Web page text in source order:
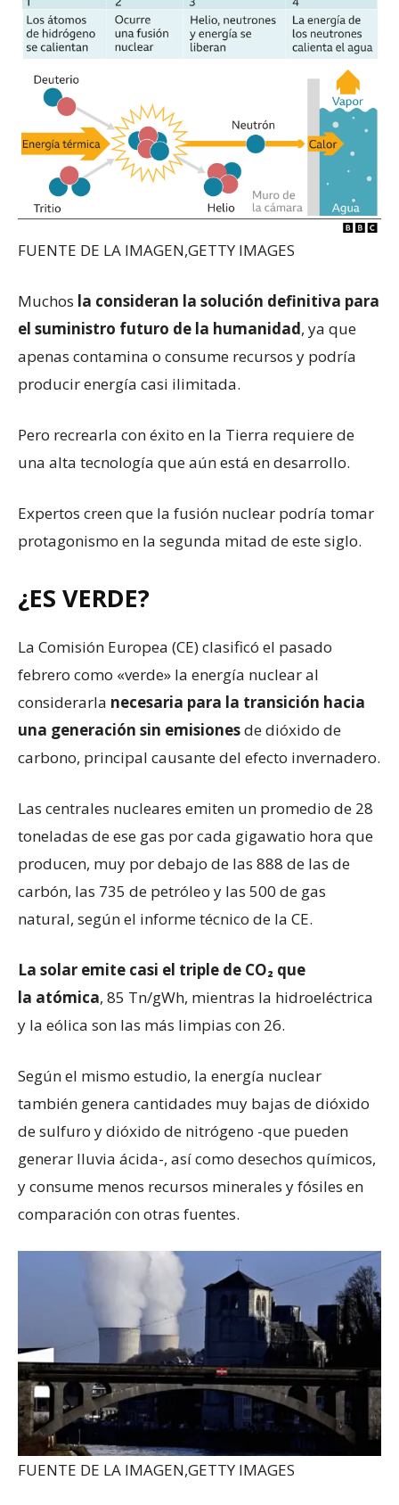
FUENTE DE LA IMAGEN,GETTY IMAGES
Muchos la consideran la solución definitiva para
el suministro futuro de la humanidad, ya que
apenas contamina o consume recursos y podría
producir energía casi ilimitada.
Pero recrearla con éxito en la Tierra requiere de
una alta tecnología que aún está en desarrollo.
Expertos creen que la fusión nuclear podría tomar
protagonismo en la segunda mitad de este siglo.
¿ES VERDE?
La Comisión Europea (CE) clasificó el pasado
febrero como «verde» la energía nuclear al
considerarla necesaria para la transición hacia
una generación sin emisionesde dióxido de
carbono, principal causante del efecto invernadero.
Las centrales nucleares emiten un promedio de 28
toneladas de ese gas por cada gigawatio hora que
producen, muy por debajo de las 888 de las de
carbón, las 735 de petróleo y las 500 de gas
natural, según el informe técnico de la CE.
La solar emite casi el triple de CO₂ que
la atómica, 85 Tn/gWh, mientras la hidroeléctrica
y la eólica son las más limpias con 26.
Según el mismo estudio, la energía nuclear
también genera cantidades muy bajas de dióxido
de sulfuro y dióxido de nitrógeno -que pueden
generar lluvia ácida-, así como desechos químicos,
y consume menos recursos minerales y fósiles en
comparación con otras fuentes.
FUENTE DE LA IMAGEN,GETTY IMAGES